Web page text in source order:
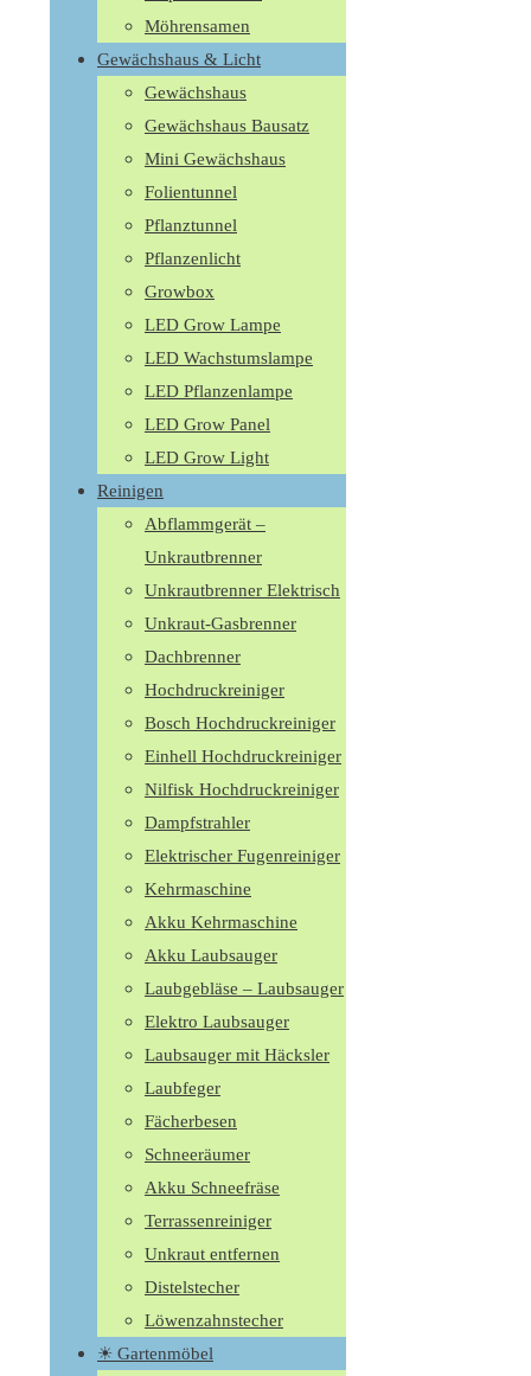
Möhrensamen
Gewächshaus & Licht
Gewächshaus
Gewächshaus Bausatz
Mini Gewächshaus
Folientunnel
Pflanztunnel
Pflanzenlicht
Growbox
LED Grow Lampe
LED Wachstumslampe
LED Pflanzenlampe
LED Grow Panel
LED Grow Light
Reinigen
Abflammgerät –
Unkrautbrenner
Unkrautbrenner Elektrisch
Unkraut-Gasbrenner
Dachbrenner
Hochdruckreiniger
Bosch Hochdruckreiniger
Einhell Hochdruckreiniger
Nilfisk Hochdruckreiniger
Dampfstrahler
Elektrischer Fugenreiniger
Kehrmaschine
Akku Kehrmaschine
Akku Laubsauger
Laubgebläse – Laubsauger
Elektro Laubsauger
Laubsauger mit Häcksler
Laubfeger
Fächerbesen
Schneeräumer
Akku Schneefräse
Terrassenreiniger
Unkraut entfernen
Distelstecher
Löwenzahnstecher
☀ Gartenmöbel